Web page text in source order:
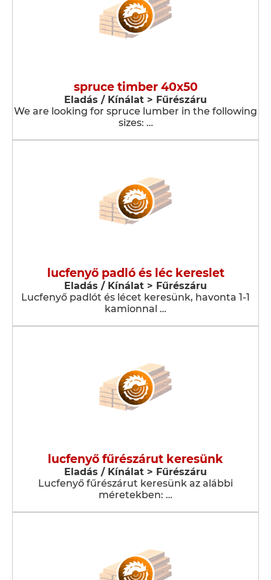
spruce timber 40x50
Eladás / Kínálat > Fűrészáru
We are looking for spruce lumber in the following
sizes: …
lucfenyő padló és léc kereslet
Eladás / Kínálat > Fűrészáru
Lucfenyő padlót és lécet keresünk, havonta 1-1
kamionnal …
lucfenyő fűrészárut keresünk
Eladás / Kínálat > Fűrészáru
Lucfenyő fűrészárut keresünk az alábbi
méretekben: …